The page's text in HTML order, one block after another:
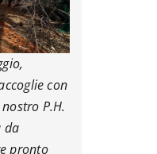
con
P.H.
da
pronto